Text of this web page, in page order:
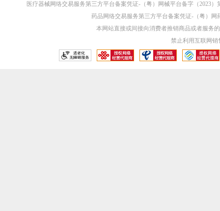
医疗器械网络交易服务第三方平台备案凭证-（粤）网械平台备字（2023）
药品网络交易服务第三方平台备案凭证-（粤）网
本网站直接或间接向消费者推销商品或者服务
禁止利用互联网销